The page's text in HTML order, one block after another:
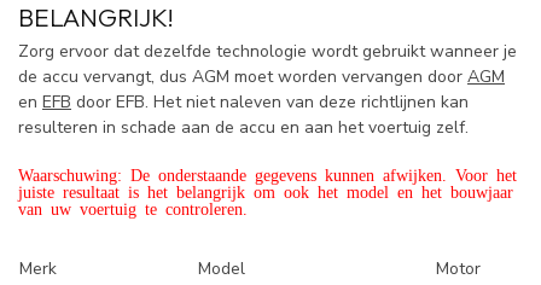
BELANGRIJK!
Zorg ervoor dat dezelfde technologie wordt gebruikt wanneer je
de accu vervangt, dus AGM moet worden vervangen door AGM
en EFB door EFB. Het niet naleven van deze richtlijnen kan
resulteren in schade aan de accu en aan het voertuig zelf.
Waarschuwing: De onderstaande gegevens kunnen afwijken. Voor het
juiste resultaat is het belangrijk om ook het model en het bouwjaar
van uw voertuig te controleren.
Merk Model
Motor